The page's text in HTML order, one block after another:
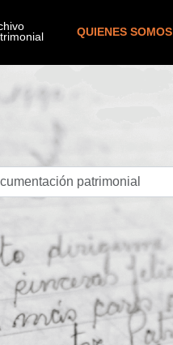
QUIENES SOMOS